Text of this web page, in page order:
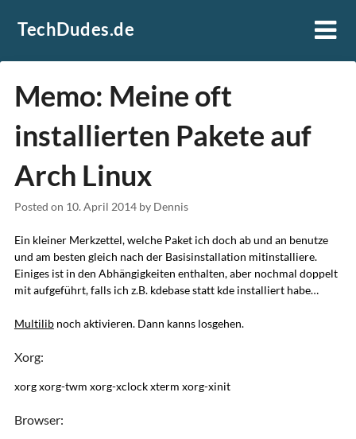
TechDudes.de
Memo: Meine oft
installierten Pakete auf
Arch Linux
Posted on 10. April 2014by Dennis
Ein kleiner Merkzettel, welche Paket ich doch ab und an benutze
und am besten gleich nach der Basisinstallation mitinstalliere.
Einiges ist in den Abhängigkeiten enthalten, aber nochmal doppelt
mit aufgeführt, falls ich z.B. kdebase statt kde installiert habe…
Multilibnoch aktivieren. Dann kanns losgehen.
Xorg:
xorg xorg-twm xorg-xclock xterm xorg-xinit
Browser: